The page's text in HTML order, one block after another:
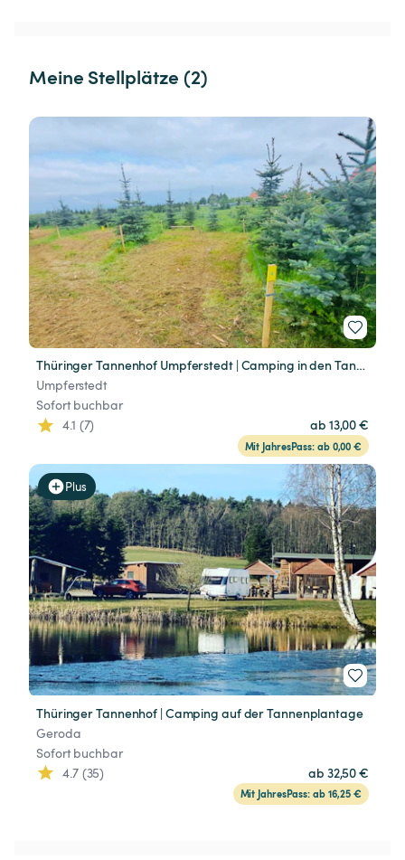
Meine Stellplätze (2)
Thüringer Tannenhof Umpferstedt | Camping in den Tannen
Umpferstedt
Sofort buchbar
4.1 (7)
ab 13,00 €
Mit JahresPass: ab 0,00 €
Plus
Thüringer Tannenhof | Camping auf der Tannenplantage
Geroda
Sofort buchbar
4.7 (35)
ab 32,50 €
Mit JahresPass: ab 16,25 €